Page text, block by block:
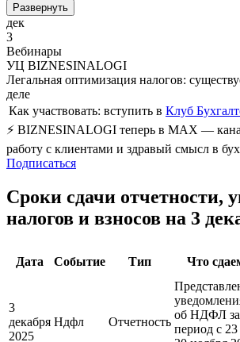
Развернуть
дек
3
Вебинары
УЦ BIZNESINALOGI
Легальная оптимизация налогов:
деле
Как участвовать: вступить в Клуб
⚡ BIZNESINALOGI теперь в MAX —
работу с клиентами и здравый смысл в
Подписаться
Сроки сдачи отчетности,
налогов и взносов на 3
Дата Событие Тип Что
3
декабря
2025
Ндфл Отчетность
об НДФЛ за
период с